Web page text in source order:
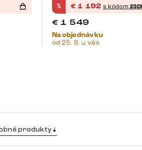
% €1 192 s kódom
€ 1 549
Na objednávku
od 25. 9. u vás
produkty